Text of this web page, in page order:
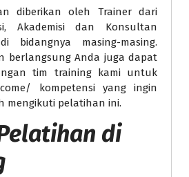
diberikan oleh Trainer dari
Akademisi dan Konsultan
bidangnya masing-masing.
berlangsung Anda juga dapat
tim training kami untuk
kompetensi yang ingin
mengikuti pelatihan ini.
di